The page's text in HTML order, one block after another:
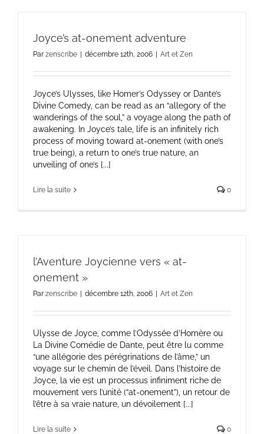
Joyce’s at-onement adventure
Par zenscribe | décembre 12th, 2006 | Art et Zen
Joyce’s Ulysses, like Homer’s Odyssey or Dante’s
Divine Comedy, can be read as an “allegory of the
wanderings of the soul,” a voyage along the path of
awakening. In Joyce’s tale, life is an infinitely rich
process of moving toward at-onement (with one’s
true being), a return to one’s true nature, an
unveiling of one’s [...]
Lire la suite 0
l’Aventure Joycienne vers « at-
onement »
Par zenscribe | décembre 12th, 2006 | Art et Zen
Ulysse de Joyce, comme l’Odyssée d’Homère ou
La Divine Comédie de Dante, peut être lu comme
“une allégorie des pérégrinations de l’âme,” un
voyage sur le chemin de l’éveil. Dans l’histoire de
Joyce, la vie est un processus infiniment riche de
mouvement vers l’unité (“at-onement”), un retour de
l’être à sa vraie nature, un dévoilement [...]
Lire la suite 0